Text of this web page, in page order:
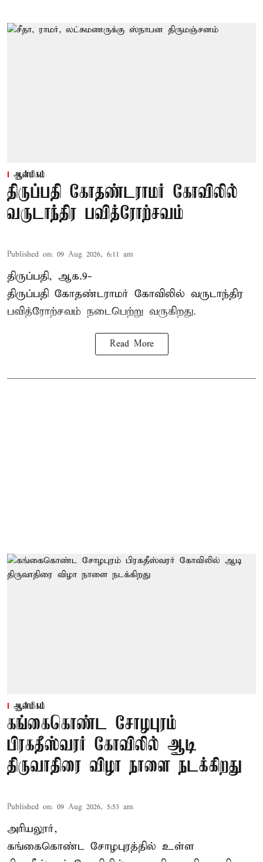
ஆன்மிகம்
திருப்பதி கோதண்டராமர் கோவிலில்
வருடாந்திர பவித்ரோற்சவம்
Published on: 09 Aug 2026, 6:11 am
திருப்பதி, ஆக.9-
திருப்பதி கோதண்டராமர் கோவிலில் வருடாந்திர
பவித்ரோற்சவம் நடைபெற்று வருகிறது.
Read More
ஆன்மிகம்
கங்கைகொண்ட சோழபுரம்
பிரகதீஸ்வரர் கோவிலில் ஆடி
திருவாதிரை விழா நாளை நடக்கிறது
Published on: 09 Aug 2026, 5:53 am
அரியலூர்,
கங்கைகொண்ட சோழபுரத்தில் உள்ள